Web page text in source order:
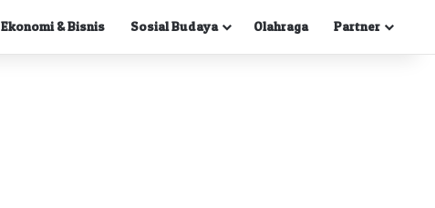
Ekonomi & Bisnis Sosial Budaya Olahraga Partner